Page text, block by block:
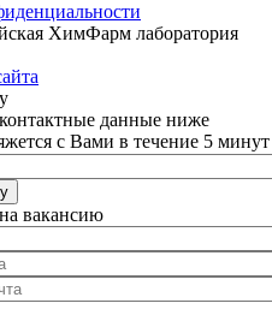
ХимФарм лаборатория
данные ниже
с Вами в течение 5 минут
вакансию